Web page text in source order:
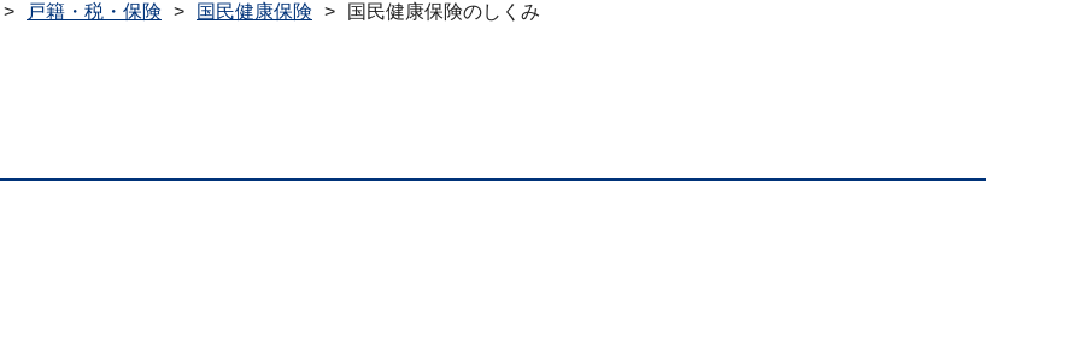
戸籍・税・保険 国民健康保険 国民健康保険のしくみ